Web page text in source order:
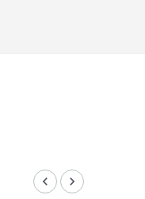
keyboard_arrow_left keyboard_arrow_right